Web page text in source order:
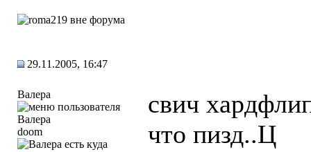
29.11.2005, 16:47
Валера
doom
свич
что пизд..Ц